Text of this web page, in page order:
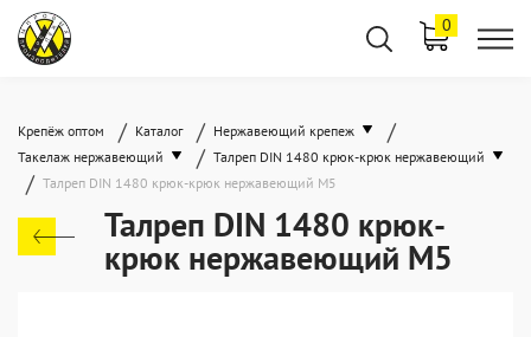
0
Крепёж оптом / Каталог / Нержавеющий крепеж /
Такелаж нержавеющий / Талреп DIN 1480 крюк-крюк нержавеющий
/ Талреп DIN 1480 крюк-крюк нержавеющий М5
Талреп DIN 1480 крюк-
крюк нержавеющий М5